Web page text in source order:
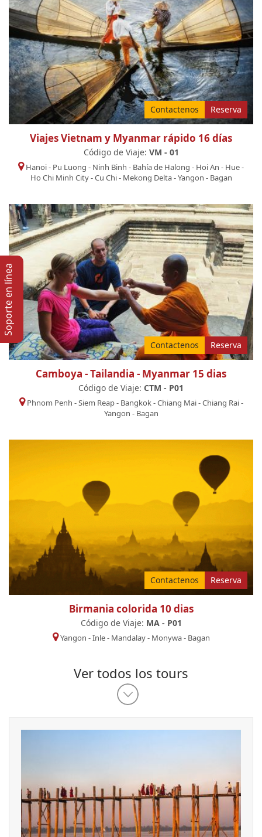
Contactenos Reserva
Viajes Vietnam y Myanmar rápido 16 días
Código de Viaje: VM - 01
Hanoi- Pu Luong - Ninh Binh - Bahía de Halong - Hoi An - Hue-
Ho Chi Minh City-Cu Chi- Mekong Delta-Yangon - Bagan
Contactenos Reserva
Camboya - Tailandia - Myanmar 15 dias
Código de Viaje: CTM - P01
Phnom Penh -Siem Reap- Bangkok-Chiang Mai-Chiang Rai-
Yangon - Bagan
Contactenos Reserva
Birmania colorida 10 dias
Código de Viaje: MA - P01
Yangon -Inle- Mandalay- Monywa- Bagan
Ver todos los tours
Soporte en lí­nea